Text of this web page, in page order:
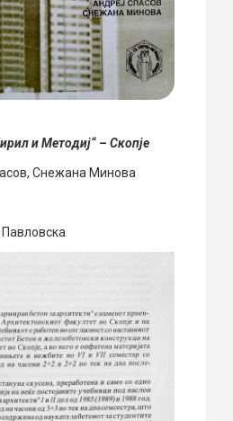
и Методиј“ – Скопје
Снежана Минова